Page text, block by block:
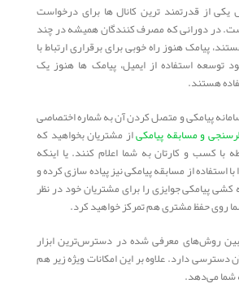
از قدرتمند ترین کانال ها برای درخواست
در دورانی که مصرف کنندگان همیشه در چند
پیامک هنوز راه خوبی برای برقراری ارتباط با
استفاده از ایمیل، پیامک ها هنوز یک
هستند.
پیامکی و متصل کردن آن به شماره اختصاصی
و مسابقه پیامکیاز مشتریان بخواهید که
با کسب و کارتان به شما اعلام کنند. یا اینکه
استفاده از مسابقه پیامکی نیز پیاده سازی کرده و
پیامکی جوایزی را برای مشتریان خود در نظر
روی حفظ مشتری هم تمرکز خواهید کرد.
روش‌های معرفی شده در دسترس‌ترین ابزار
دارد. علاوه بر این امکانات ویژه زیر هم
می‌دهد.